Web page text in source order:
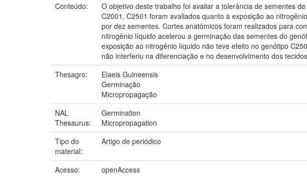
Conteúdo:
O objetivo deste trabalho foi avaliar a tolerância de sementes
C2001, C2501 foram avaliados quanto à exposição ao
por dez sementes. Cortes anatômicos foram realizados para
nitrogênio líquido acelerou a germinação das sementes do
exposição ao nitrogênio líquido não teve efeito no genótipo
não interferiu na diferenciação e no desenvolvimento dos
Thesagro:
Elaeis Guineensis
Germinação
Micropropagação
NAL
Thesaurus:
Germination
Micropropagation
Tipo do
material:
Artigo de periódico
Acesso:
openAccess